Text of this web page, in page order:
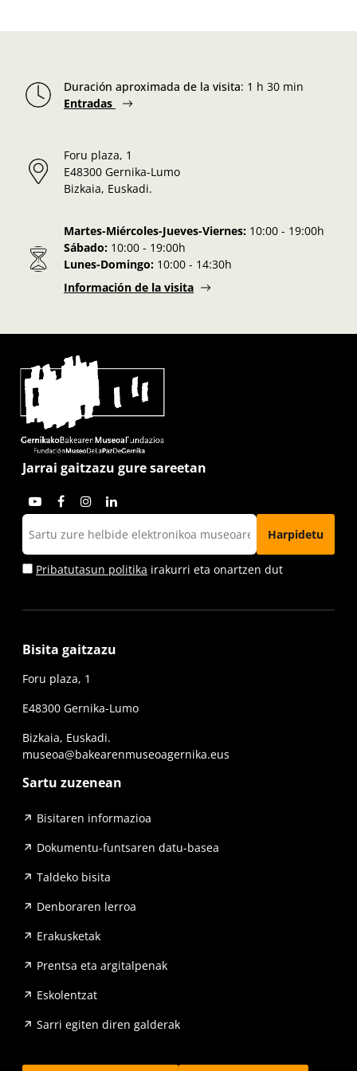
Duración aproximada de la visita: 1 h 30 min
Entradas
Foru plaza, 1
E48300 Gernika-Lumo
Bizkaia, Euskadi.
Martes-Miércoles-Jueves-Viernes: 10:00 - 19:00h
Sábado: 10:00 - 19:00h
Lunes-Domingo: 10:00 - 14:30h
Información de la visita
Jarrai gaitzazu gure sareetan
Pribatutasun politika irakurri eta onartzen dut
Bisita gaitzazu
Foru plaza, 1
E48300 Gernika-Lumo
Bizkaia, Euskadi.
museoa@bakearenmuseoagernika.eus
Sartu zuzenean
Bisitaren informazioa
Dokumentu-funtsaren datu-basea
Taldeko bisita
Denboraren lerroa
Erakusketak
Prentsa eta argitalpenak
Eskolentzat
Sarri egiten diren galderak